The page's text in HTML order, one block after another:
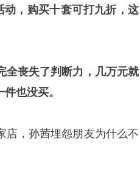
， 购买十套可打九折，这
全丧失了判断力，几万元就
也没买。
店，孙茜埋怨朋友为什么不